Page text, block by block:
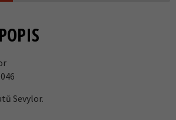
Sevylor.